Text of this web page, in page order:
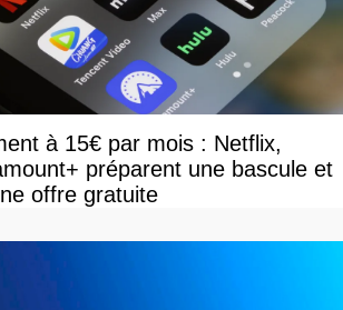
à 15€ par mois : Netflix,
préparent une bascule et
offre gratuite